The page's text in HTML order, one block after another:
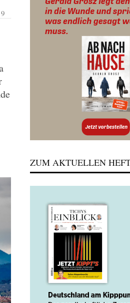
ZUM AKTUELLEN